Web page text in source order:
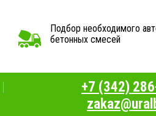
Подбор необходимого
бетонных смесей
+7 (342)